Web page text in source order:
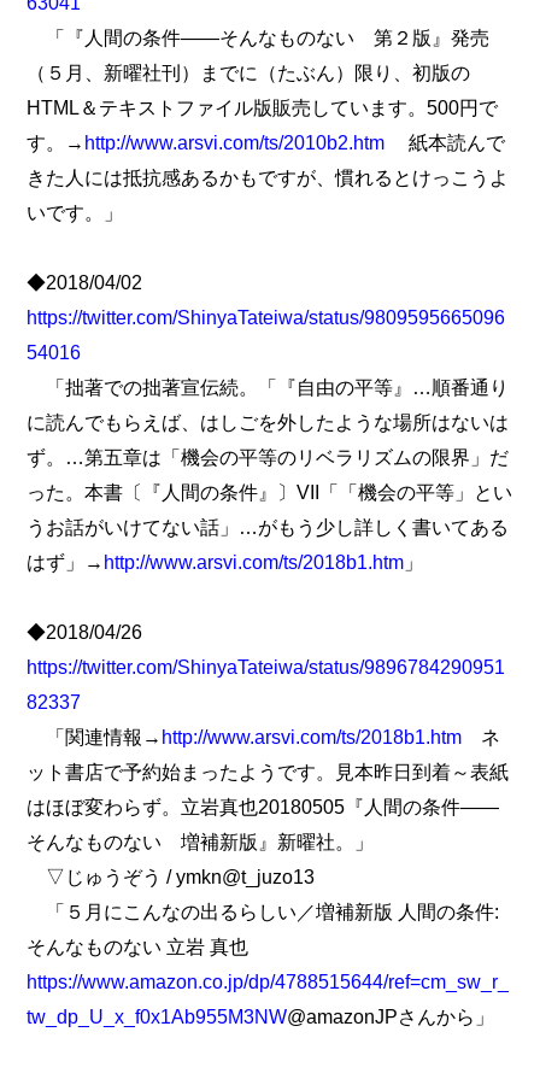
「『人間の条件――そんなものない 第２版』発売
（５月、新曜社刊）までに（たぶん）限り、初版の
HTML＆テキストファイル版販売しています。500円で
す。→ http://www.arsvi.com/ts/2010b2.htm 紙本読んで
きた人には抵抗感あるかもですが、慣れるとけっこうよ
いです。」
◆2018/04/02
https://twitter.com/ShinyaTateiwa/status/9809595665096
54016
「拙著での拙著宣伝続。「『自由の平等』…順番通り
に読んでもらえば、はしごを外したような場所はないは
ず。…第五章は「機会の平等のリベラリズムの限界」だ
った。本書〔『人間の条件』〕VII「「機会の平等」とい
うお話がいけてない話」…がもう少し詳しく書いてある
はず」→ http://www.arsvi.com/ts/2018b1.htm 」
◆2018/04/26
https://twitter.com/ShinyaTateiwa/status/9896784290951
82337
「関連情報→ http://www.arsvi.com/ts/2018b1.htm ネ
ット書店で予約始まったようです。見本昨日到着～表紙
はほぼ変わらず。立岩真也20180505『人間の条件――
そんなものない 増補新版』新曜社。」
▽じゅうぞう / ymkn@t_juzo13
「５月にこんなの出るらしい／増補新版 人間の条件:
そんなものない 立岩 真也
https://www.amazon.co.jp/dp/4788515644/ref=cm_sw_r_
tw_dp_U_x_f0x1Ab955M3NW@amazonJPさんから」